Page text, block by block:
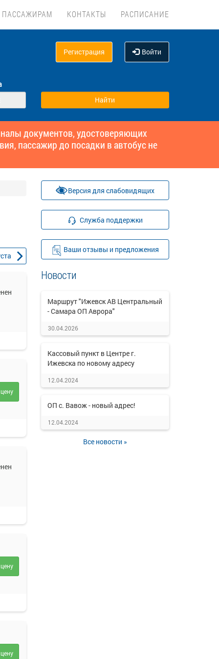
ПАССАЖИРАМ КОНТАКТЫ РАСПИСАНИЕ
Регистрация Войти
документов, удостоверяющих
пассажир до посадки в автобус не
Версия для слабовидящих
Служба поддержки
Ваши отзывы и предложения
Новости
Маршрут "Ижевск АВ Центральный
- Самара ОП Аврора"
30.04.2026
Кассовый пункт в Центре г.
Ижевска по новому адресу
12.04.2024
ОП с. Вавож - новый адрес!
12.04.2024
Все новости »